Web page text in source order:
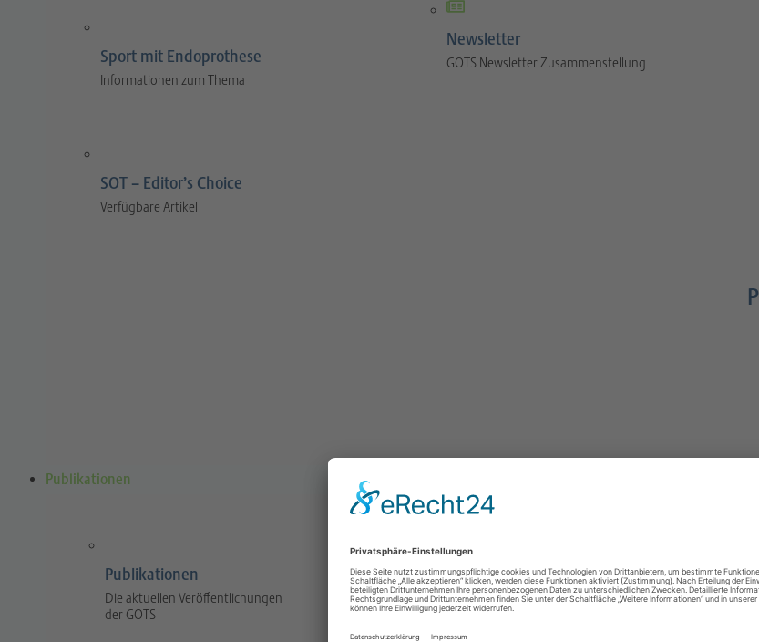
Sport mit Endoprothese
Informationen zum Thema
SOT – Editor’s Choice
Verfügbare Artikel
Newsletter
GOTS Newsletter Zusammenstellung
Publikationen
Publikationen
Die aktuellen Veröffentlichungen
der GOTS
Sports Orthopaedics and
Traumatology
GOTS-Manual
Sportverletzungen